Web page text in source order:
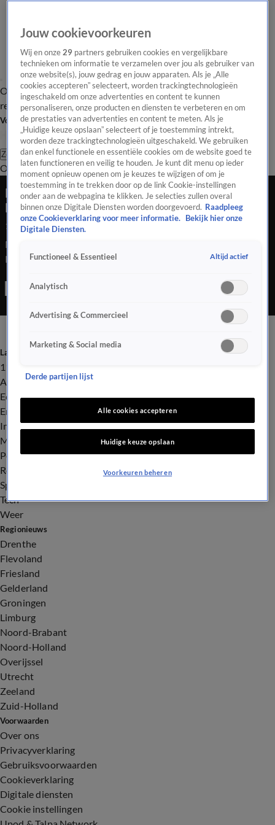
Overzicht Laatste nieuws Regionieuws Het beste van Hart
Tip de
redactie
Volg Hart van Nederland
Zoeken
OverzichtRegioUitzendingenWeerTip de redactiePanelVideo's
Mooi rood is niet lelijk, toch? Nieuw fietspad in
Heerhugowaard doet bijna pijn aan de ogen
19 juni 2024, 17:36
Mooi rood is niet lelijk, toch? Nieuw fietspad in
Heerhugowaard doet bijna pijn aan de ogen
Laatste nieuws
112
Advies & Tips
Economie
Entertainment
Infrastructuur
Milieu en Gezondheid
Politiek
Royalty
Sport
Tech
Weer
Regionieuws
Drenthe
Flevoland
Friesland
Gelderland
Groningen
Limburg
Noord-Brabant
Noord-Holland
Overijssel
Utrecht
Zeeland
Zuid-Holland
Voorwaarden
Over ons
Privacyverklaring
Gebruiksvoorwaarden
Cookieverklaring
Digitale diensten
Cookie instellingen
Jouw cookievoorkeuren
Wij en onze29 partners gebruiken cookies en vergelijkbare
technieken om informatie te verzamelen over jou als gebruiker van
onze website(s), jouw gedrag en jouw apparaten. Als je „Alle
cookies accepteren” selecteert, worden trackingtechnologieën
ingeschakeld om onze advertenties en content te kunnen
personaliseren, onze producten en diensten te verbeteren en om
de prestaties van advertenties en content te meten. Als je
„Huidige keuze opslaan” selecteert of je toestemming intrekt,
worden deze trackingtechnologieën uitgeschakeld. We gebruiken
dan enkel functionele en essentiële cookies om de website goed te
laten functioneren en veilig te houden. Je kunt dit menu op ieder
moment opnieuw openen om je keuzes te wijzigen of om je
toestemming in te trekken door op de link Cookie-instellingen
onder aan de webpagina te klikken. Je selecties zullen overal
binnen onze Digitale Diensten worden doorgevoerd. Raadpleeg
onze Cookieverklaring voor meer informatie.
Bekijk hier onze
Digitale Diensten.
Functioneel & Essentieel Altijd actief
Analytisch
Advertising & Commercieel
Marketing & Social media
Derde partijen lijst
Alle cookies accepteren
Huidige keuze opslaan
Voorkeuren beheren